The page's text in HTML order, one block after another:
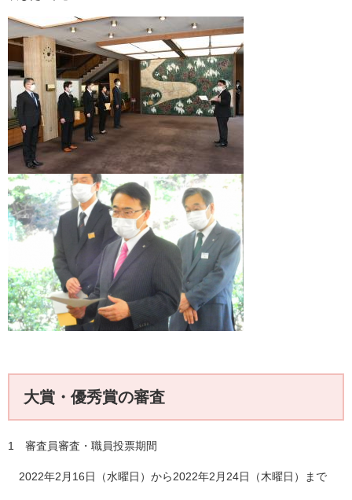
大賞・優秀賞の審査
1 審査員審査・職員投票期間
2022年2月16日（水曜日）から2022年2月24日（木曜日）まで